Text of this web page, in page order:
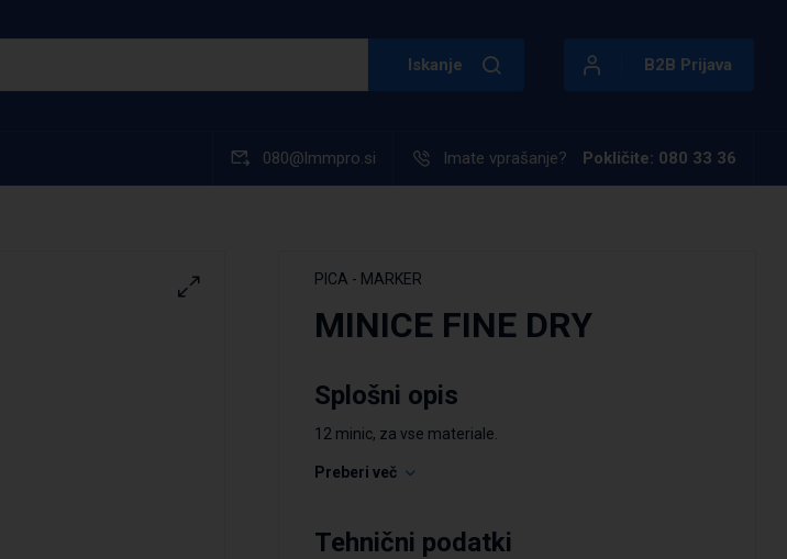
Iskanje B2B Prijava
080@lmmpro.si Imate vprašanje? Pokličite: 080 33 36
PICA - MARKER
MINICE FINE DRY
Splošni opis
12 minic, za vse materiale.
Preberi več
Tehnični podatki